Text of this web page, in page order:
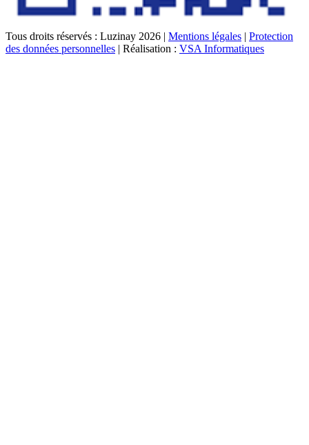
Tous droits réservés : Luzinay 2026 | Mentions légales | Protection
des données personnelles | Réalisation : VSA Informatiques